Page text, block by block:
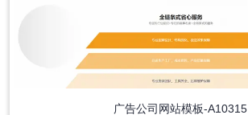
广告公司网站模板-A10315